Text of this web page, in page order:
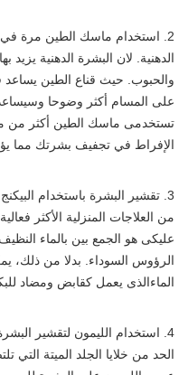
2. استخدام ماسك الطين مرة
الدهنية. لان البشرة الدهنية
والحبوب. حيث قناع الطين يساعد
على المسام أكثر وضوحا
تستخدمى ماسك الطين أكثر من
الإفراط في تجفيف بشرتك مما
3. تقشير البشرة باستخدام
من العلاجات المنزلية الأكثر
عليكى هو الجمع بين بالماء
الرؤوس السوداء. بدلا من ذلك،
الماءالذى يعمل كقابض ومضاد
4. استخدام الليمون لتقشير
الحد من خلايا الجلد الميتة التي